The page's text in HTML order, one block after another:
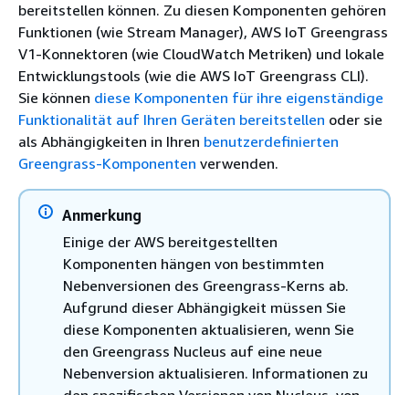
bereitstellen können. Zu diesen Komponenten gehören
Funktionen (wie Stream Manager), AWS IoT Greengrass
V1-Konnektoren (wie CloudWatch Metriken) und lokale
Entwicklungstools (wie die AWS IoT Greengrass CLI).
Sie können diese Komponenten für ihre eigenständige
Funktionalität auf Ihren Geräten bereitstellen oder sie
als Abhängigkeiten in Ihren benutzerdefinierten
Greengrass-Komponenten verwenden.
Anmerkung
Einige der AWS bereitgestellten
Komponenten hängen von bestimmten
Nebenversionen des Greengrass-Kerns ab.
Aufgrund dieser Abhängigkeit müssen Sie
diese Komponenten aktualisieren, wenn Sie
den Greengrass Nucleus auf eine neue
Nebenversion aktualisieren. Informationen zu